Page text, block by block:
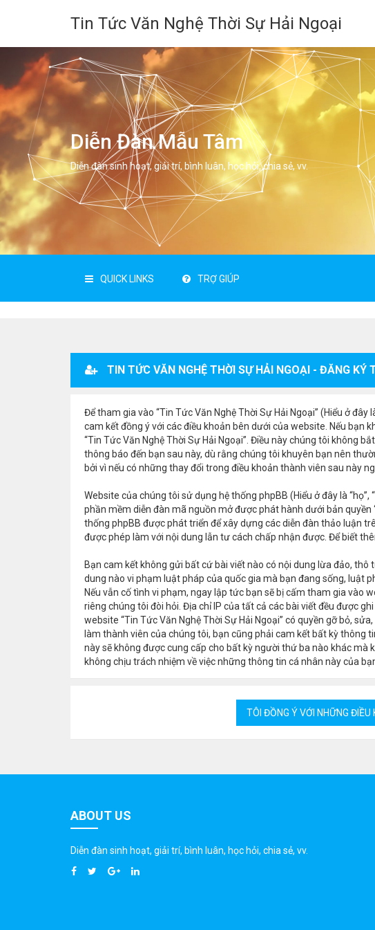
Tin Tức Văn Nghệ Thời Sự Hải Ngoại
Diễn Đàn Mẫu Tâm
Diễn đàn sinh hoạt, giải trí, bình luân, học hỏi, chia sẻ, vv.
QUICK LINKS TRỢ GIÚP
TIN TỨC VĂN NGHỆ THỜI SỰ HẢI NGOẠI - ĐĂNG KÝ
Để tham gia vào “Tin Tức Văn Nghệ Thời Sự Hải Ngoại” (Hiểu ở
cam kết đồng ý với các điều khoản bên dưới của website. Nếu bạn
“Tin Tức Văn Nghệ Thời Sự Hải Ngoại”. Điều này chúng tôi không
thông báo đến bạn sau này, dù rằng chúng tôi khuyên bạn nên
bởi vì nếu có những thay đổi trong điều khoản thành viên sau này
Website của chúng tôi sử dụng hệ thống phpBB (Hiểu ở đây là “họ”,
phần mềm diễn đàn mã nguồn mở được phát hành dưới bản quyền
thống phpBB được phát triển để xây dựng các diễn đàn thảo luận
được phép làm với nội dung lẫn tư cách chấp nhận được. Để biết
Bạn cam kết không gửi bất cứ bài viết nào có nội dung lừa đảo,
dung nào vi phạm luật pháp của quốc gia mà bạn đang sống, luật
Nếu vẫn cố tình vi phạm, ngay lập tức bạn sẽ bị cấm tham gia vào
riêng chúng tôi đòi hỏi. Địa chỉ IP của tất cả các bài viết đều được
website “Tin Tức Văn Nghệ Thời Sự Hải Ngoại” có quyền gỡ bỏ,
làm thành viên của chúng tôi, bạn cũng phải cam kết bất kỳ thông
này sẽ không được cung cấp cho bất kỳ người thứ ba nào khác mà
không chịu trách nhiệm về việc những thông tin cá nhân này của
ABOUT US
Diễn đàn sinh hoạt, giải trí, bình luân, học hỏi, chia sẻ, vv.